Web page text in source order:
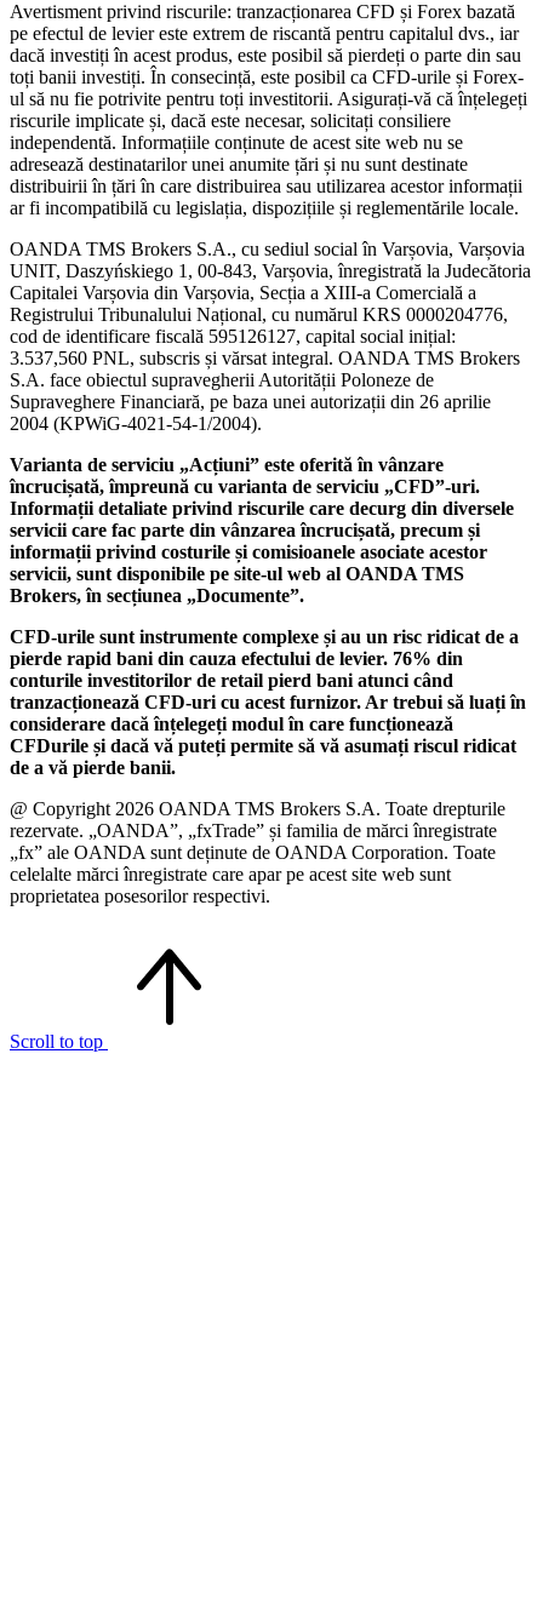
Avertisment privind riscurile: tranzacționarea CFD și Forex bazată
pe efectul de levier este extrem de riscantă pentru capitalul dvs., iar
dacă investiți în acest produs, este posibil să pierdeți o parte din sau
toți banii investiți. În consecință, este posibil ca CFD-urile și Forex-
ul să nu fie potrivite pentru toți investitorii. Asigurați-vă că înțelegeți
riscurile implicate și, dacă este necesar, solicitați consiliere
independentă. Informațiile conținute de acest site web nu se
adresează destinatarilor unei anumite țări și nu sunt destinate
distribuirii în țări în care distribuirea sau utilizarea acestor informații
ar fi incompatibilă cu legislația, dispozițiile și reglementările locale.
OANDA TMS Brokers S.A., cu sediul social în Varșovia, Varșovia
UNIT, Daszyńskiego 1, 00-843, Varșovia, înregistrată la Judecătoria
Capitalei Varșovia din Varșovia, Secția a XIII-a Comercială a
Registrului Tribunalului Național, cu numărul KRS 0000204776,
cod de identificare fiscală 595126127, capital social inițial:
3.537,560 PNL, subscris și vărsat integral. OANDA TMS Brokers
S.A. face obiectul supravegherii Autorității Poloneze de
Supraveghere Financiară, pe baza unei autorizații din 26 aprilie
2004 (KPWiG-4021-54-1/2004).
Varianta de serviciu „Acțiuni” este oferită în vânzare
încrucișată, împreună cu varianta de serviciu „CFD”-uri.
Informații detaliate privind riscurile care decurg din diversele
servicii care fac parte din vânzarea încrucișată, precum și
informații privind costurile și comisioanele asociate acestor
servicii, sunt disponibile pe site-ul web al OANDA TMS
Brokers, în secțiunea „Documente”.
CFD-urile sunt instrumente complexe și au un risc ridicat de a
pierde rapid bani din cauza efectului de levier. 76% din
conturile investitorilor de retail pierd bani atunci când
tranzacționează CFD-uri cu acest furnizor. Ar trebui să luați în
considerare dacă înțelegeți modul în care funcționează
CFDurile și dacă vă puteți permite să vă asumați riscul ridicat
de a vă pierde banii.
@ Copyright 2026 OANDA TMS Brokers S.A. Toate drepturile
rezervate. „OANDA”, „fxTrade” și familia de mărci înregistrate
„fx” ale OANDA sunt deținute de OANDA Corporation. Toate
celelalte mărci înregistrate care apar pe acest site web sunt
proprietatea posesorilor respectivi.
Scroll to top